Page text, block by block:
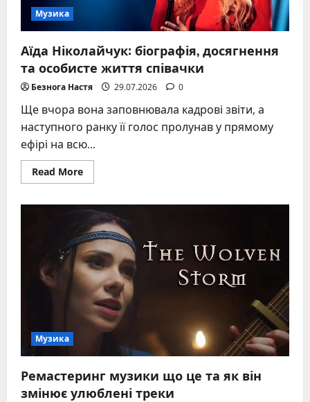
Музика
Аїда Ніколайчук: біографія, досягнення
та особисте життя співачки
Безнога Настя 29.07.2026 0
Ще вчора вона заповнювала кадрові звіти, а
наступного ранку її голос пролунав у прямому
ефірі на всю...
Read MoreRead
more
Ніколайчук:
біографія,
досягнення
та
особисте
життя
співачки
Музика
Ремастеринг музики що це та як він
змінює улюблені треки